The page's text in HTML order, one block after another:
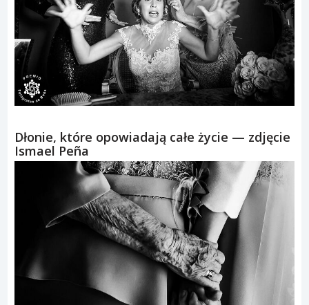
Dłonie, które opowiadają całe życie — zdjęcie
Ismael Peña